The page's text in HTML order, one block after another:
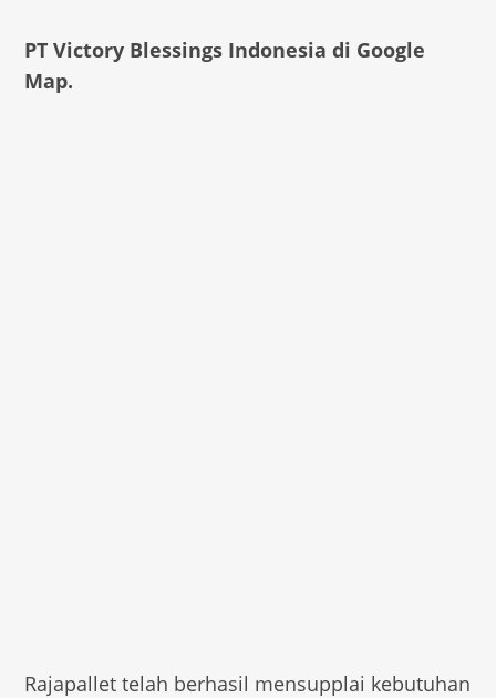
PT Victory Blessings Indonesia di Google
Map.
Rajapallet telah berhasil mensupplai kebutuhan